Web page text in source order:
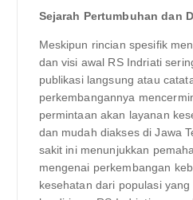
Sejarah Pertumbuhan dan
Meskipun rincian spesifik
dan visi awal RS Indriati
publikasi langsung atau
perkembangannya
permintaan akan layanan
dan mudah diakses di Jawa
sakit ini menunjukkan
mengenai perkembangan
kesehatan dari populasi